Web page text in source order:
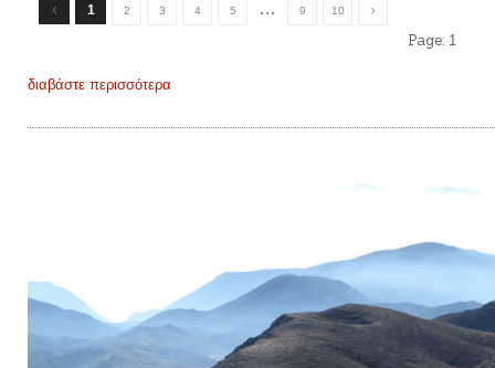
1 2 3 4 5 … 9 10
Page: 1
διαβάστε περισσότερα